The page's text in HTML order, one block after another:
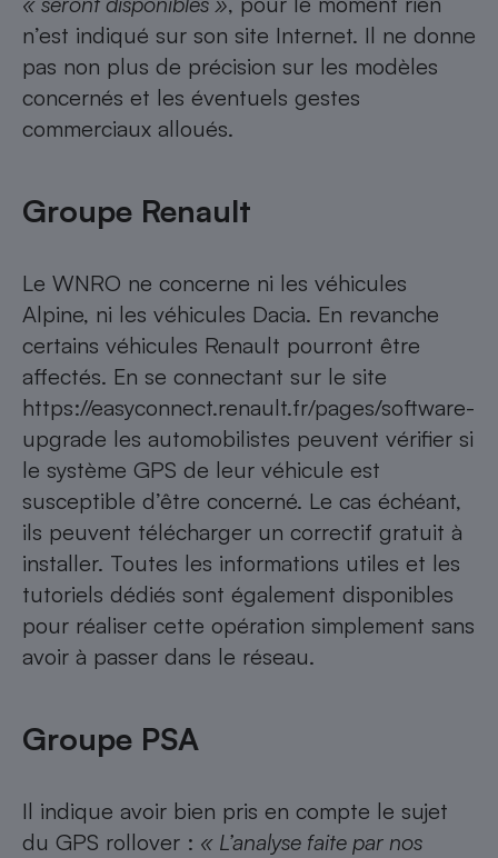
n’est indiqué sur son site Internet. Il ne donne
pas non plus de précision sur les modèles
concernés et les éventuels gestes
commerciaux alloués.
Groupe Renault
Le WNRO ne concerne ni les véhicules
Alpine, ni les véhicules Dacia. En revanche
certains véhicules Renault pourront être
affectés. En se connectant sur le site
https://easyconnect.renault.fr/pages/software-
upgrade les automobilistes peuvent vérifier si
le système GPS de leur véhicule est
susceptible d’être concerné. Le cas échéant,
ils peuvent télécharger un correctif gratuit à
installer. Toutes les informations utiles et les
tutoriels dédiés sont également disponibles
pour réaliser cette opération simplement sans
avoir à passer dans le réseau.
Groupe PSA
Il indique avoir bien pris en compte le sujet
du GPS rollover : « L’analyse faite par nos